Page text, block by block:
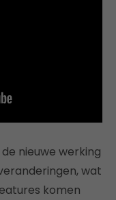
nieuwe werking
wat
komen